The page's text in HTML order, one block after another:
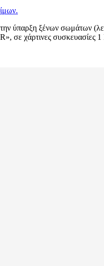
την ύπαρξη ξένων σωμάτων
σε χάρτινες συσκευασίες